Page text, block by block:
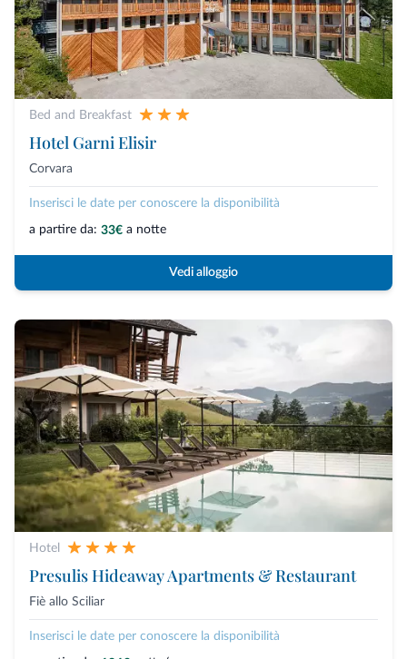
Bed and Breakfast
Hotel Garni Elisir
Corvara
Inserisci le date per conoscere la disponibilità
a partire da: 33€ a notte
Vedi alloggio
Hotel
Presulis Hideaway Apartments & Restaurant
Fiè allo Sciliar
Inserisci le date per conoscere la disponibilità